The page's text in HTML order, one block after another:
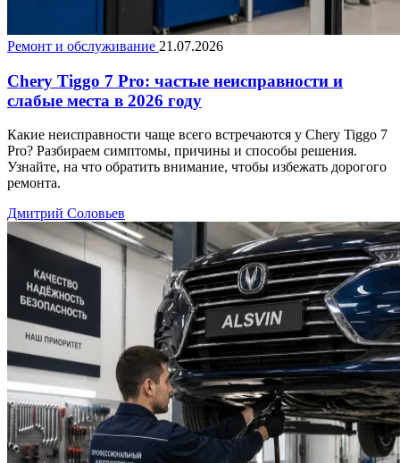
Ремонт и обслуживание 21.07.2026
Chery Tiggo 7 Pro: частые неисправности и
слабые места в 2026 году
Какие неисправности чаще всего встречаются у Chery Tiggo 7
Pro? Разбираем симптомы, причины и способы решения.
Узнайте, на что обратить внимание, чтобы избежать дорогого
ремонта.
Дмитрий Соловьев